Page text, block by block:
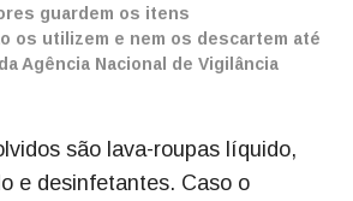
guardem os itens
os utilizem e nem os descartem até
Agência Nacional de Vigilância
são lava-roupas líquido,
e desinfetantes. Caso o